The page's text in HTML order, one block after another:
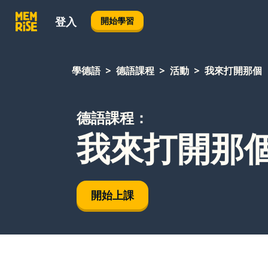
登入 開始學習
學德語 德語課程 活動 我來打開那個
德語課程：
我來打開那
開始上課